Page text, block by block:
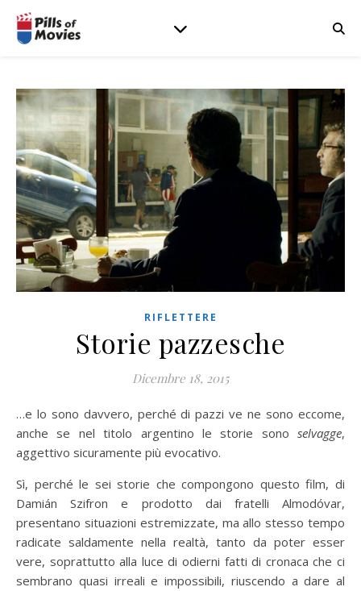
RIFLETTERE
Storie pazzesche
Dicembre 18, 2015
…e lo sono davvero, perché di pazzi ve ne sono eccome,
anche se nel titolo argentino le storie sono selvagge,
aggettivo sicuramente più evocativo.
Sì, perché le sei storie che compongono questo film, di
Damián Szifron e prodotto dai fratelli Almodóvar,
presentano situazioni estremizzate, ma allo stesso tempo
radicate saldamente nella realtà, tanto da poter esser
vere, soprattutto alla luce di odierni fatti di cronaca che ci
sembrano quasi irreali e impossibili, riuscendo a dare al